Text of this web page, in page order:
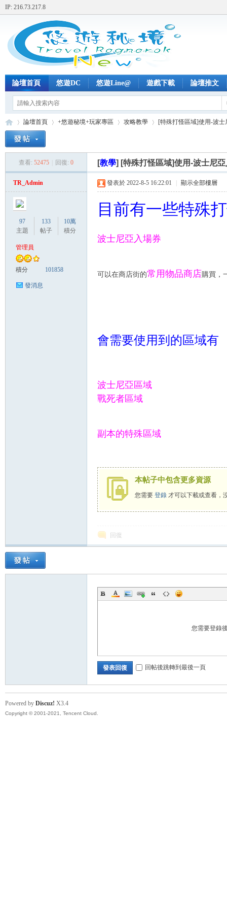
IP: 216.73.217.8
論壇首頁 悠遊DC 悠遊Line@ 遊戲下載 論壇推文
論壇首頁
›
+悠遊秘境+玩家專區
›
攻略教學
›
[特殊打怪區域]使用-波士
查看: 52475 回復: 0 [教學] [特殊打怪區域]使用-波士尼
TR_Admin
97
主題
133
帖子
10萬
積分
管理員
積分 101858
發消息
發表於 2022-8-5 16:22:01 顯示全部樓層
目前有一些特殊
波士尼亞入場券
可以在商店街的常用物品商店購買，
會需要使用到的區域有
波士尼亞區域
戰死者區域
副本的特殊區域
本帖子中包含更多資源
您需要 登錄 才可以下載或查看，
回復
您需要登錄
發表回復 回帖後跳轉到最後一頁
Powered by Discuz! X3.4
Copyright © 2001-2021, Tencent Cloud.